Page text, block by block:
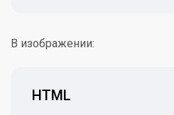
В изображении:
HTML